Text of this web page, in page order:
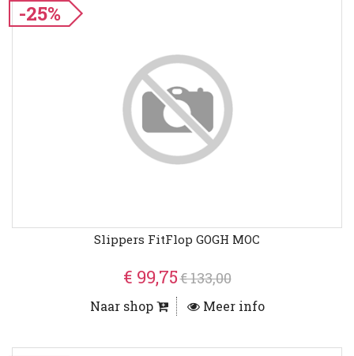
-25%
Slippers FitFlop GOGH MOC
€ 99,75€ 133,00
Naar shop Meer info